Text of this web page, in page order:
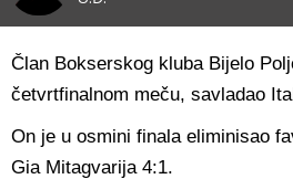
Član Bokserskog kluba Bijelo
četvrtfinalnom meču, savladao
On je u osmini finala eliminisao
Gia Mitagvarija 4:1.